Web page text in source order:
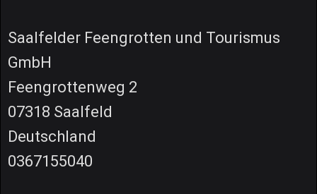
Saalfelder Feengrotten und Tourismus
GmbH
Feengrottenweg 2
07318 Saalfeld
Deutschland
0367155040